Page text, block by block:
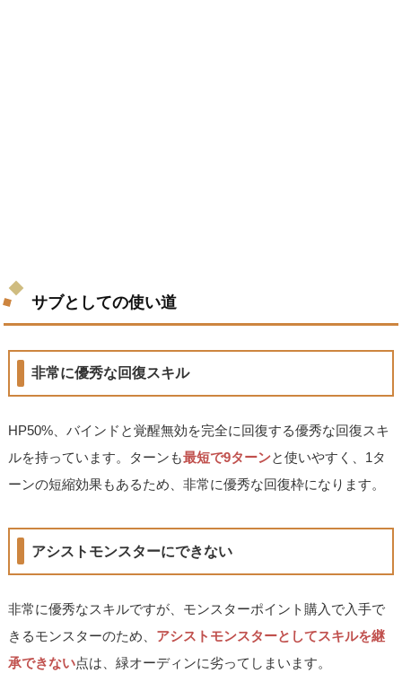
サブとしての使い道
非常に優秀な回復スキル
HP50%、バインドと覚醒無効を完全に回復する優秀な回復スキ
ルを持っています。ターンも最短で9ターンと使いやすく、1タ
ーンの短縮効果もあるため、非常に優秀な回復枠になります。
アシストモンスターにできない
非常に優秀なスキルですが、モンスターポイント購入で入手で
きるモンスターのため、 アシストモンスターとしてスキルを継
承できない点は、緑オーディンに劣ってしまいます。